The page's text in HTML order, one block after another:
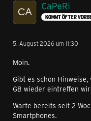
CaPeRi
KOMMT ÖFTER
5. August 2026 um 11:30
Moin.
Gibt es schon
GB wieder eintreffen
Warte bereits seit 2
Smartphones.